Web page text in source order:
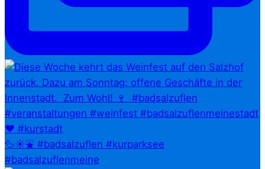
🦆☀️⛲ #badsalzuflen #kurparksee
#badsalzuflenmeine